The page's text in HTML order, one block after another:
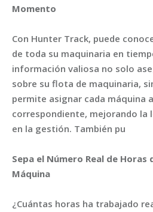
Momento
Con Hunter Track, puede
de toda su maquinaria en
información valiosa no solo
sobre su flota de maquinaria,
permite asignar cada máquina
correspondiente, mejorando la
en la gestión. También pu
Sepa el Número Real de Horas
Máquina
¿Cuántas horas ha trabajado